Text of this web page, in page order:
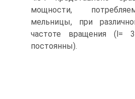
мощности,
мельницы, при
частоте вращения
постоянны).